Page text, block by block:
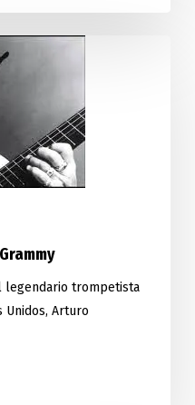
legendario trompetista
Unidos, Arturo